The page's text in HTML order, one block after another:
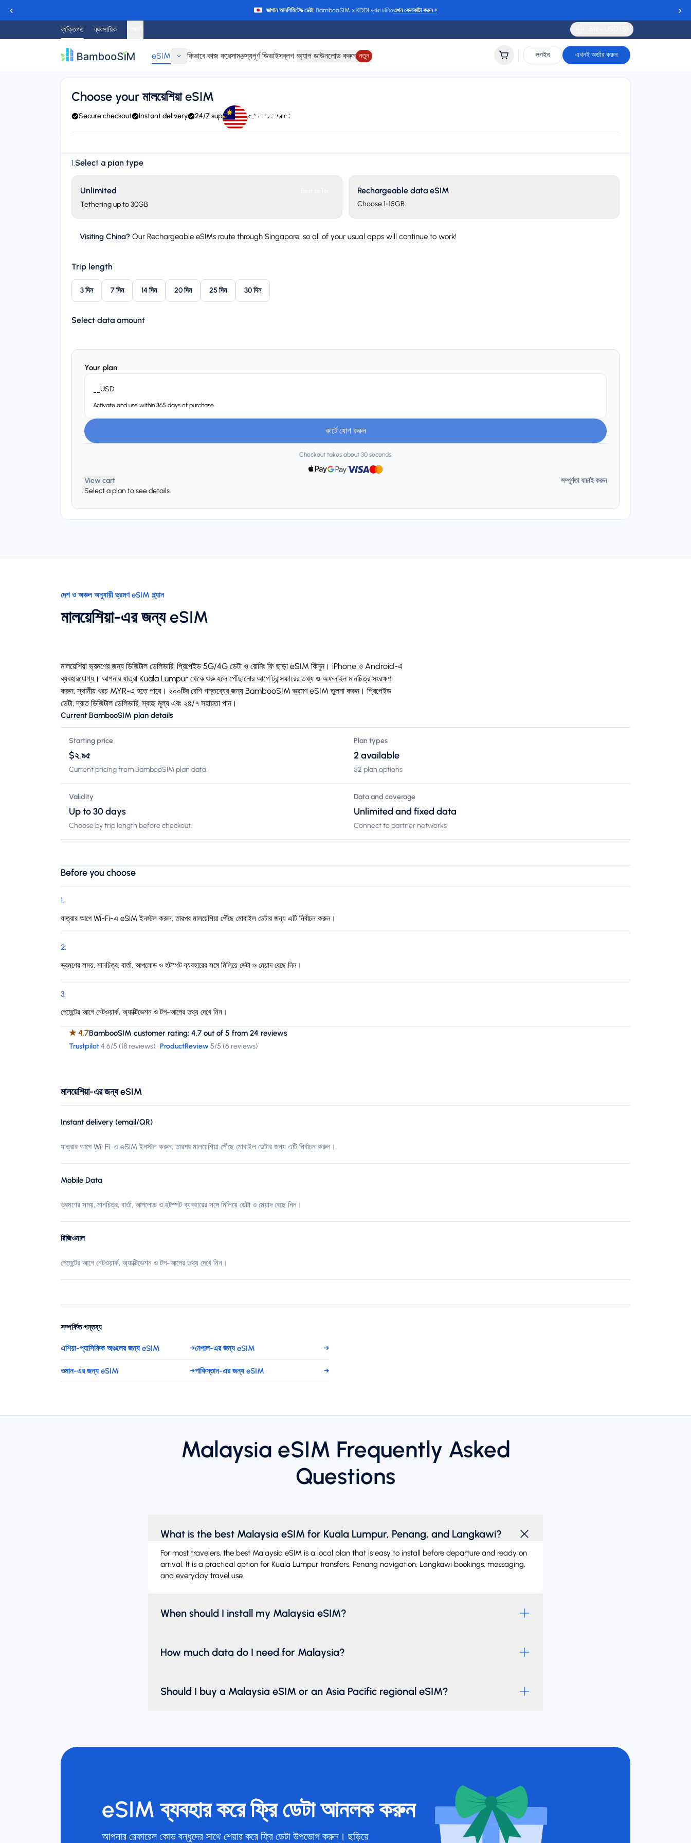
‹ জাপান আনলিমিটেড ডেটা, BambooSIM x KDDI দ্বারা চালিতএখন কেনাকাটা করুন→ ›
ব্যক্তিগত ব্যবসায়িক
eSIM কিভাবে কাজ করেসামঞ্জস্যপূর্ণ ডিভাইসব্লগ অ্যাপ ডাউনলোড করুন নতুন লগইন এখনই অর্ডার করুন
মালয়েশিয়া-এর জন্য eSIM
Starting price
Choose your মালয়েশিয়া eSIM
Secure checkout Instant delivery 24/7 support 4.6/5 Trustpilot
1.Select a plan type
Unlimited
Tethering up to 30GB
Rechargeable data eSIM
Choose 1-15GB
Visiting China? Our Rechargeable eSIMs route through Singapore, so all of your usual apps will continue to work!
Trip length
3 দিন 7 দিন 14 দিন 20 দিন 25 দিন 30 দিন
Select data amount
Your plan
--USD
Activate and use within 365 days of purchase.
কার্টে যোগ করুন
Checkout takes about 30 seconds.
View cart
সম্পূর্ণতা যাচাই করুন
Select a plan to see details.
দেশ ও অঞ্চল অনুযায়ী ভ্রমণ eSIM প্ল্যান
মালয়েশিয়া-এর জন্য eSIM
মালয়েশিয়া ভ্রমণের জন্য ডিজিটাল ডেলিভারি, প্রিপেইড 5G/4G ডেটা ও রোমিং ফি ছাড়া eSIM কিনুন। iPhone ও Android-এ
ব্যবহারযোগ্য। আপনার যাত্রা Kuala Lumpur থেকে শুরু হলে পৌঁছানোর আগে ট্রান্সফারের তথ্য ও অফলাইন মানচিত্র সংরক্ষণ
করুন; স্থানীয় খরচ MYR-এ হতে পারে। ২০০টির বেশি গন্তব্যের জন্য BambooSIM ভ্রমণ eSIM তুলনা করুন। প্রিপেইড
ডেটা, দ্রুত ডিজিটাল ডেলিভারি, স্বচ্ছ মূল্য এবং ২৪/৭ সহায়তা পান।
Current BambooSIM plan details
Starting price
$২.৯৫
Current pricing from BambooSIM plan data.
Plan types
2 available
52 plan options
Validity
Up to 30 days
Choose by trip length before checkout.
Data and coverage
Unlimited and fixed data
Connect to partner networks
Before you choose
1.
যাত্রার আগে Wi-Fi-এ eSIM ইনস্টল করুন, তারপর মালয়েশিয়া পৌঁছে মোবাইল ডেটার জন্য এটি নির্বাচন করুন।
2.
ভ্রমণের সময়, মানচিত্র, বার্তা, আপলোড ও হটস্পট ব্যবহারের সঙ্গে মিলিয়ে ডেটা ও মেয়াদ বেছে নিন।
3.
পেমেন্টের আগে নেটওয়ার্ক, অ্যাক্টিভেশন ও টপ-আপের তথ্য দেখে নিন।
★4.7BambooSIM customer rating: 4.7 out of 5 from 24 reviews
Trustpilot4.6/5 (18 reviews) ·ProductReview5/5 (6 reviews)
মালয়েশিয়া-এর জন্য eSIM
Instant delivery (email/QR)
যাত্রার আগে Wi-Fi-এ eSIM ইনস্টল করুন, তারপর মালয়েশিয়া পৌঁছে মোবাইল ডেটার জন্য এটি নির্বাচন করুন।
Mobile Data
ভ্রমণের সময়, মানচিত্র, বার্তা, আপলোড ও হটস্পট ব্যবহারের সঙ্গে মিলিয়ে ডেটা ও মেয়াদ বেছে নিন।
রিজিওনাল
পেমেন্টের আগে নেটওয়ার্ক, অ্যাক্টিভেশন ও টপ-আপের তথ্য দেখে নিন।
সম্পর্কিত গন্তব্য
এশিয়া-প্যাসিফিক অঞ্চলের জন্য eSIM →নেপাল-এর জন্য eSIM →
ওমান-এর জন্য eSIM →পাকিস্তান-এর জন্য eSIM →
Malaysia eSIM Frequently Asked
Questions
What is the best Malaysia eSIM for Kuala Lumpur, Penang, and Langkawi?
For most travelers, the best Malaysia eSIM is a local plan that is easy to install before departure and ready on
arrival. It is a practical option for Kuala Lumpur transfers, Penang navigation, Langkawi bookings, messaging,
and everyday travel use.
When should I install my Malaysia eSIM?
How much data do I need for Malaysia?
Should I buy a Malaysia eSIM or an Asia Pacific regional eSIM?
eSIM ব্যবহার করে ফ্রি ডেটা আনলক করুন
আপনার রেফারেল কোড বন্ধুদের সাথে শেয়ার করে ফ্রি ডেটা উপভোগ করুন। ছড়িয়ে